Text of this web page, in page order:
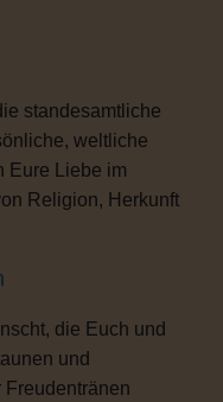
standesamtliche
weltliche
Eure Liebe im
Religion, Herkunft
die Euch und
und